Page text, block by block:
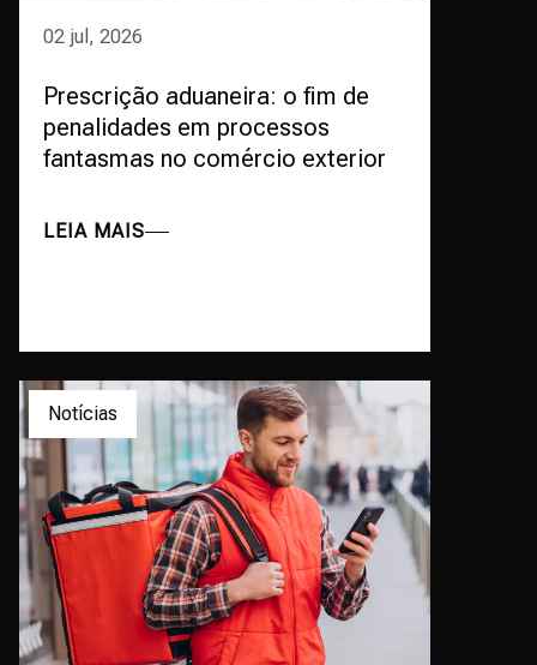
02 jul, 2026
Prescrição aduaneira: o fim de
penalidades em processos
fantasmas no comércio exterior
LEIA MAIS
Notícias